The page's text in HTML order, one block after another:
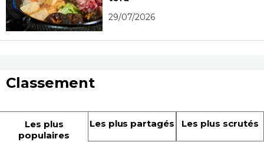
29/07/2026
Classement
Les plus
populaires
Les plus partagés Les plus scrutés